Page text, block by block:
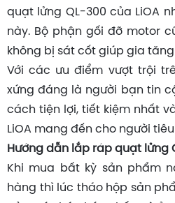
quạt lửng QL-300 của LiOA
này. Bộ phận gối đỡ motor
không bị sát cốt giúp gia
Với các ưu điểm vượt trội
xứng đáng là người bạn tin
cách tiện lợi, tiết kiệm nhất
LiOA mang đến cho người
Hướng dẫn lắp ráp quạt lửng
Khi mua bất kỳ sản phẩm
hàng thì lúc tháo hộp sản